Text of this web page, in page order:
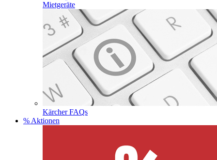
Mietgeräte
Kärcher FAQs
% Aktionen